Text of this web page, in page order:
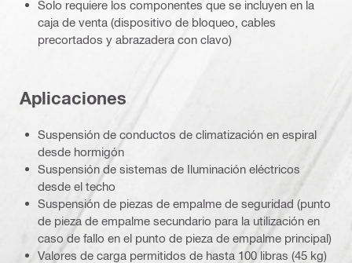
Solo requiere los componentes que se incluyen en la
caja de venta (dispositivo de bloqueo, cables
precortados y abrazadera con clavo)
Aplicaciones
Suspensión de conductos de climatización en espiral
desde hormigón
Suspensión de sistemas de Iluminación eléctricos
desde el techo
Suspensión de piezas de empalme de seguridad (punto
de pieza de empalme secundario para la utilización en
caso de fallo en el punto de pieza de empalme principal)
Valores de carga permitidos de hasta 100 libras (45 kg)